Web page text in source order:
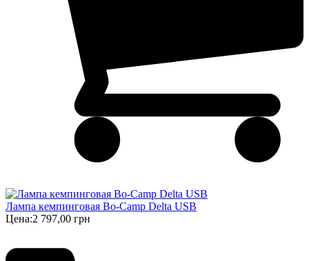
Лампа кемпинговая Bo-Camp Delta USB
Цена:2 797,00 грн